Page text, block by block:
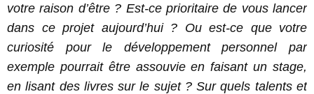
votre raison d’être ? Est-ce prioritaire de vous lancer
dans ce projet aujourd’hui ? Ou est-ce que votre
curiosité pour le développement personnel par
exemple pourrait être assouvie en faisant un stage,
en lisant des livres sur le sujet ? Sur quels talents et